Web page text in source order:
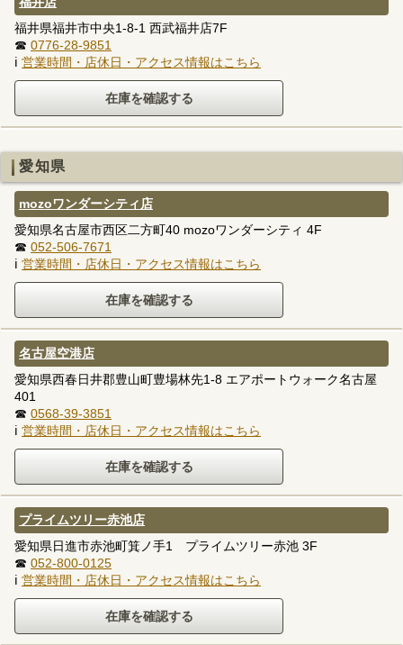
福井県福井市中央1-8-1 西武福井店7F
☎ 0776-28-9851
ℹ 営業時間・店休日・アクセス情報はこちら
愛知県
mozoワンダーシティ店
愛知県名古屋市西区二方町40 mozoワンダーシティ 4F
☎ 052-506-7671
ℹ 営業時間・店休日・アクセス情報はこちら
名古屋空港店
愛知県西春日井郡豊山町豊場林先1-8 エアポートウォーク名古屋
401
☎ 0568-39-3851
ℹ 営業時間・店休日・アクセス情報はこちら
プライムツリー赤池店
愛知県日進市赤池町箕ノ手1 プライムツリー赤池 3F
☎ 052-800-0125
ℹ 営業時間・店休日・アクセス情報はこちら